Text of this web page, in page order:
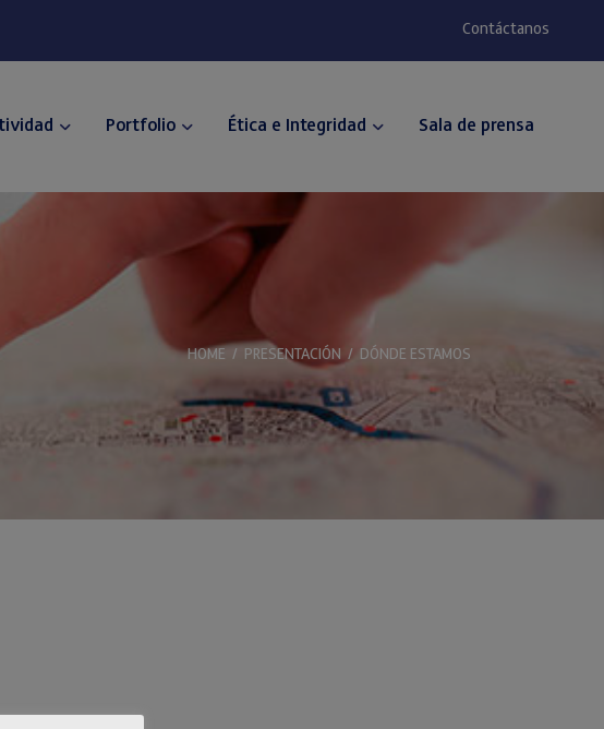
Contáctanos
Portfolio Ética e Integridad Sala de prensa
HOME / PRESENTACIÓN / DÓNDE ESTAMOS